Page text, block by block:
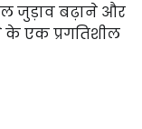
जुड़ाव बढ़ाने और
एक प्रगतिशील